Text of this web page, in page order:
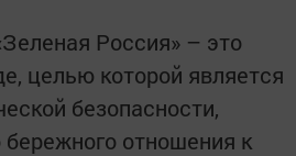
Россия» – это
целью которой является
безопасности,
отношения к